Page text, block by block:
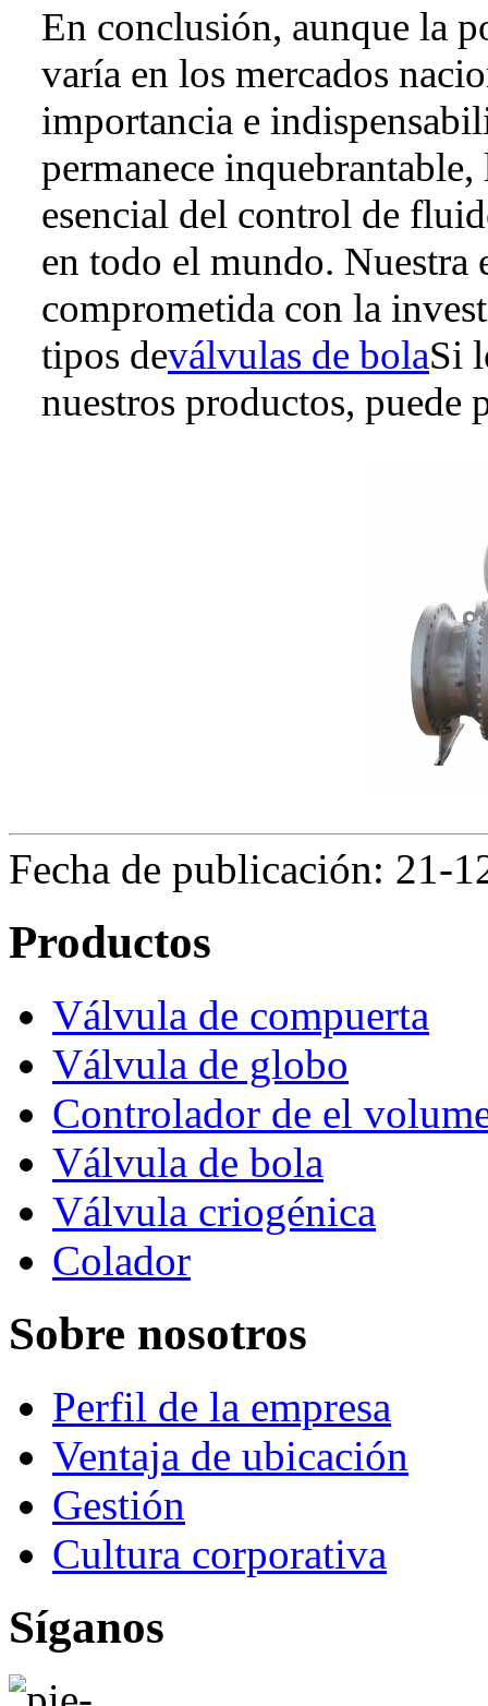
En conclusión, aunque la
varía en los mercados
importancia e
permanece
esencial del control de
en todo el mundo. Nuestra
comprometida con la
tipos deválvulas de bolaSi
nuestros productos, puede
Fecha de publicación: 21-
Productos
Válvula de compuerta
Válvula de globo
Controlador de el
Válvula de bola
Válvula criogénica
Colador
Sobre nosotros
Perfil de la empresa
Ventaja de ubicación
Gestión
Cultura corporativa
Síganos